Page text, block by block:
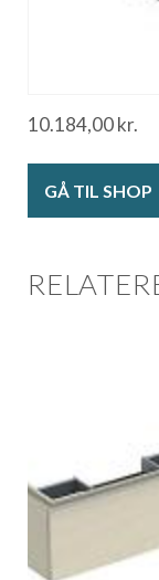
10.184,00kr.
GÅ TIL SHOP